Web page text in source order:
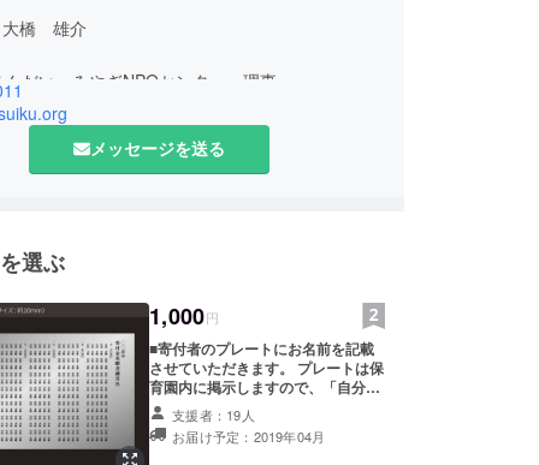
橋 雄介
んだい・みやぎNPOセンター 理事
子どもの貧困対策センターあすのば アドバイ
貧困教育支援団体協議会 幹事
トソリューションズのコンサルタントとして、
3月に独立。独立後、市民活動の先駆者である加
会い、NPO法人せんだい・みやぎNPOセンター
ルビジネスの起業支援やネットワーク形成プロ
う。震災発生直後にアスイクを設立。著書に、
地子ども白書」（明石書店）等。仙台市協働ま
委員会副委員長、日本青年会議所「人間力大
メッセージを送る
選ぶ
1,000円
■寄付者のプレートにお名前を記載
させていただきます。 プレートは保
育園内に掲示しますので、「自分た
ちを支えてくれる人がたくさんいる
んだよ」というメッセージを園を、
利用するこどもたちや保護者の皆さ
支援者：19人
お届け予定：2019年04月